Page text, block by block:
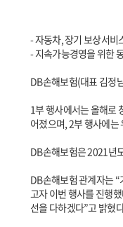
- 자동차, 장기 보상서
- 지속가능경영을 위한
DB손해보험(대표 김정
1부 행사에서는 올해로
어졌으며, 2부 행사에
DB손해보험은 2021년
DB손해보험 관계자는
고자 이번 행사를 진행
선을 다하겠다”고 밝혔